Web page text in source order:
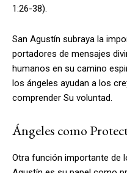
1:26-38).
San Agustín subraya la
portadores de mensajes
humanos en su camino
los ángeles ayudan a los
comprender Su voluntad.
Ángeles como
Otra función importante de